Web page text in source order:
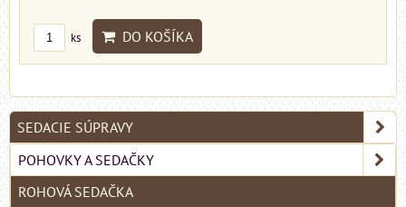
ks DO KOŠÍKA
SEDACIE SÚPRAVY
POHOVKY A SEDAČKY
ROHOVÁ SEDAČKA